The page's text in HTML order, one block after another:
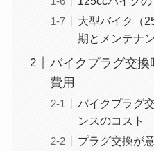
大型バイク（
期とメンテナ
バイクプラグ交換
費用
バイクプラグ
ンスのコスト
プラグ交換が